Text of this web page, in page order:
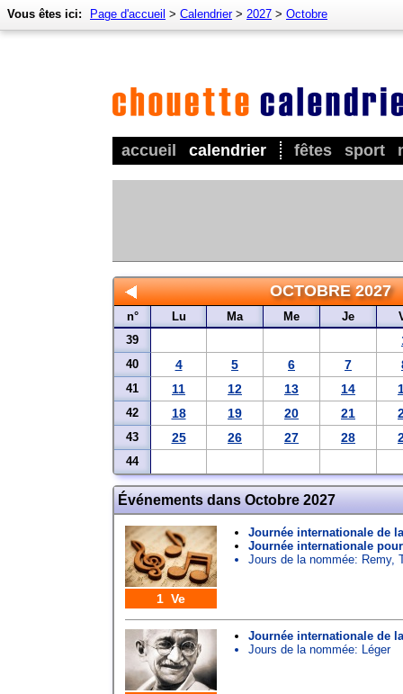
accueil calendrier fêtes sport
Vous êtes ici: Page d'accueil > Calendrier> 2027 > Octobre
OCTOBRE 2027
n° Lu Ma Me Je
39
40 4 5 6 7
41 11 12 13 14
42 18 19 20 21
43 25 26 27 28
44
Événements dans Octobre 2027
1 Ve
Journée internationale de
Journée internationale
Jours de la nommée: Remy,
Journée internationale de
Jours de la nommée: Léger